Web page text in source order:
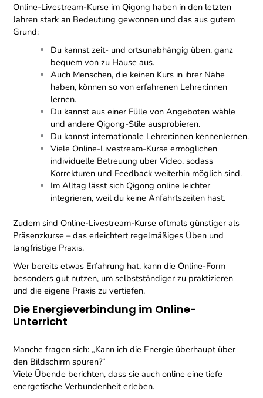
Online-Livestream-Kurse im Qigong haben in den letzten
Jahren stark an Bedeutung gewonnen und das aus gutem
Grund:
Du kannst zeit- und ortsunabhängig üben, ganz
bequem von zu Hause aus.
Auch Menschen, die keinen Kurs in ihrer Nähe
haben, können so von erfahrenen Lehrer:innen
lernen.
Du kannst aus einer Fülle von Angeboten wähle
und andere Qigong-Stile ausprobieren.
Du kannst internationale Lehrer:innen kennenlernen.
Viele Online-Livestream-Kurse ermöglichen
individuelle Betreuung über Video, sodass
Korrekturen und Feedback weiterhin möglich sind.
Im Alltag lässt sich Qigong online leichter
integrieren, weil du keine Anfahrtszeiten hast.
Zudem sind Online-Livestream-Kurse oftmals günstiger als
Präsenzkurse – das erleichtert regelmäßiges Üben und
langfristige Praxis.
Wer bereits etwas Erfahrung hat, kann die Online-Form
besonders gut nutzen, um selbstständiger zu praktizieren
und die eigene Praxis zu vertiefen.
Die Energieverbindung im Online-
Unterricht
Manche fragen sich: „Kann ich die Energie überhaupt über
den Bildschirm spüren?“
Viele Übende berichten, dass sie auch online eine tiefe
energetische Verbundenheit erleben.